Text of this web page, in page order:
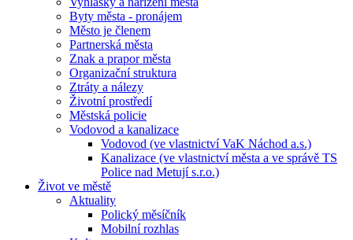
Byty města - pronájem
Město je členem
Partnerská města
Znak a prapor města
Organizační struktura
Ztráty a nálezy
Životní prostředí
Městská policie
Vodovod a kanalizace
Vodovod (ve vlastnictví VaK Náchod a.s.)
Kanalizace (ve vlastnictví města a ve správě TS
Police nad Metují s.r.o.)
Život ve městě
Aktuality
Polický měsíčník
Mobilní rozhlas